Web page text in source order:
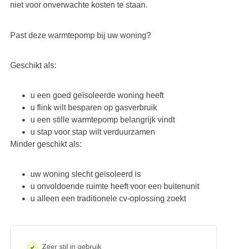
niet voor onverwachte kosten te staan.
Past deze warmtepomp bij uw woning?
Geschikt als:
u een goed geïsoleerde woning heeft
u flink wilt besparen op gasverbruik
u een stille warmtepomp belangrijk vindt
u stap voor stap wilt verduurzamen
Minder geschikt als:
uw woning slecht geïsoleerd is
u onvoldoende ruimte heeft voor een buitenunit
u alleen een traditionele cv-oplossing zoekt
Zeer stil in gebruik